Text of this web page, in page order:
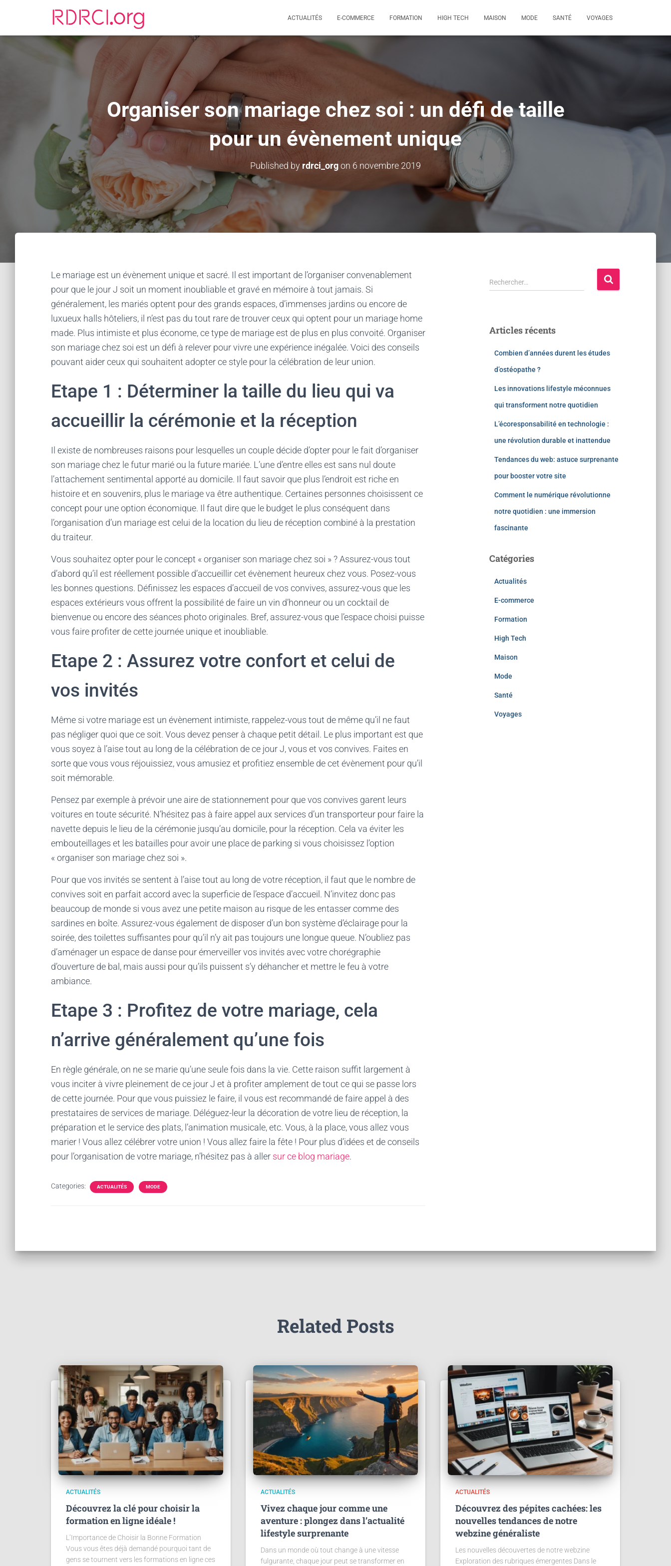
ACTUALITÉS E-COMMERCE FORMATION HIGH TECH MAISON MODE SANTÉ VOYAGES
Organiser son mariage chez soi : un défi de taille
pour un évènement unique
Published by rdrci_orgon 6 novembre 2019
Le mariage est un évènement unique et sacré. Il est important de l’organiser convenablement
pour que le jour J soit un moment inoubliable et gravé en mémoire à tout jamais. Si
généralement, les mariés optent pour des grands espaces, d’immenses jardins ou encore de
luxueux halls hôteliers, il n’est pas du tout rare de trouver ceux qui optent pour un mariage home
made. Plus intimiste et plus économe, ce type de mariage est de plus en plus convoité. Organiser
son mariage chez soi est un défi à relever pour vivre une expérience inégalée. Voici des conseils
pouvant aider ceux qui souhaitent adopter ce style pour la célébration de leur union.
Etape 1 : Déterminer la taille du lieu qui va
accueillir la cérémonie et la réception
Il existe de nombreuses raisons pour lesquelles un couple décide d’opter pour le fait d’organiser
son mariage chez le futur marié ou la future mariée. L’une d’entre elles est sans nul doute
l’attachement sentimental apporté au domicile. Il faut savoir que plus l’endroit est riche en
histoire et en souvenirs, plus le mariage va être authentique. Certaines personnes choisissent ce
concept pour une option économique. Il faut dire que le budget le plus conséquent dans
l’organisation d’un mariage est celui de la location du lieu de réception combiné à la prestation
du traiteur.
Vous souhaitez opter pour le concept « organiser son mariage chez soi » ? Assurez-vous tout
d’abord qu’il est réellement possible d’accueillir cet évènement heureux chez vous. Posez-vous
les bonnes questions. Définissez les espaces d’accueil de vos convives, assurez-vous que les
espaces extérieurs vous offrent la possibilité de faire un vin d’honneur ou un cocktail de
bienvenue ou encore des séances photo originales. Bref, assurez-vous que l’espace choisi puisse
vous faire profiter de cette journée unique et inoubliable.
Etape 2 : Assurez votre confort et celui de
vos invités
Même si votre mariage est un évènement intimiste, rappelez-vous tout de même qu’il ne faut
pas négliger quoi que ce soit. Vous devez penser à chaque petit détail. Le plus important est que
vous soyez à l’aise tout au long de la célébration de ce jour J, vous et vos convives. Faites en
sorte que vous vous réjouissiez, vous amusiez et profitiez ensemble de cet évènement pour qu’il
soit mémorable.
Pensez par exemple à prévoir une aire de stationnement pour que vos convives garent leurs
voitures en toute sécurité. N’hésitez pas à faire appel aux services d’un transporteur pour faire la
navette depuis le lieu de la cérémonie jusqu’au domicile, pour la réception. Cela va éviter les
embouteillages et les batailles pour avoir une place de parking si vous choisissez l’option
« organiser son mariage chez soi ».
Pour que vos invités se sentent à l’aise tout au long de votre réception, il faut que le nombre de
convives soit en parfait accord avec la superficie de l’espace d’accueil. N’invitez donc pas
beaucoup de monde si vous avez une petite maison au risque de les entasser comme des
sardines en boîte. Assurez-vous également de disposer d’un bon système d’éclairage pour la
soirée, des toilettes suffisantes pour qu’il n’y ait pas toujours une longue queue. N’oubliez pas
d’aménager un espace de danse pour émerveiller vos invités avec votre chorégraphie
d’ouverture de bal, mais aussi pour qu’ils puissent s’y déhancher et mettre le feu à votre
ambiance.
Etape 3 : Profitez de votre mariage, cela
n’arrive généralement qu’une fois
En règle générale, on ne se marie qu’une seule fois dans la vie. Cette raison suffit largement à
vous inciter à vivre pleinement de ce jour J et à profiter amplement de tout ce qui se passe lors
de cette journée. Pour que vous puissiez le faire, il vous est recommandé de faire appel à des
prestataires de services de mariage. Déléguez-leur la décoration de votre lieu de réception, la
préparation et le service des plats, l’animation musicale, etc. Vous, à la place, vous allez vous
marier ! Vous allez célébrer votre union ! Vous allez faire la fête ! Pour plus d’idées et de conseils
pour l’organisation de votre mariage, n’hésitez pas à aller sur ce blog mariage.
Categories: ACTUALITÉS MODE
Rechercher…
Articles récents
Combien d’années durent les études
d’ostéopathe ?
Les innovations lifestyle méconnues
qui transforment notre quotidien
L’écoresponsabilité en technologie :
une révolution durable et inattendue
Tendances du web: astuce surprenante
pour booster votre site
Comment le numérique révolutionne
notre quotidien : une immersion
fascinante
Catégories
Actualités
E-commerce
Formation
High Tech
Maison
Mode
Santé
Voyages
Related Posts
ACTUALITÉS
Découvrez la clé pour choisir la
formation en ligne idéale !
L’Importance de Choisir la Bonne Formation
Vous vous êtes déjà demandé pourquoi tant de
gens se tournent vers les formations en ligne ces
ACTUALITÉS
Vivez chaque jour comme une
aventure : plongez dans l’actualité
lifestyle surprenante
Dans un monde où tout change à une vitesse
fulgurante, chaque jour peut se transformer en
ACTUALITÉS
Découvrez des pépites cachées: les
nouvelles tendances de notre
webzine généraliste
Les nouvelles découvertes de notre webzine
Exploration des rubriques émergentes Dans le